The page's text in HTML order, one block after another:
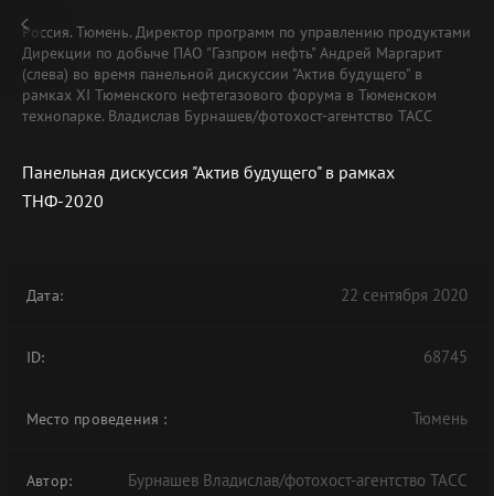
Россия. Тюмень. Директор программ по управлению продуктами
Дирекции по добыче ПАО "Газпром нефть" Андрей Маргарит
(слева) во время панельной дискуссии "Актив будущего" в
рамках XI Тюменского нефтегазового форума в Тюменском
технопарке. Владислав Бурнашев/фотохост-агентство ТАСС
Панельная дискуссия "Актив будущего" в рамках
ТНФ-2020
Дата: 22 сентября 2020
ID: 68745
Место проведения : Тюмень
Автор: Бурнашев Владислав/фотохост-агентство ТАСС